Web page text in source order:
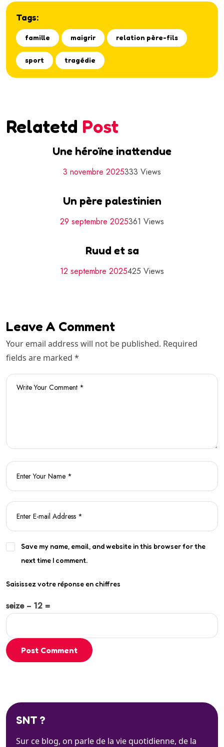
Tags:
famille maigrir relation père-fils
sport tragédie
Relatetd Post
Une héroïne inattendue
3 novembre 2025333 Views
Un père palestinien
29 septembre 2025361 Views
Ruud et sa
12 septembre 2025425 Views
Leave A Comment
Your email address will not be published. Required
fields are marked *
Save my name, email, and website in this browser for the
next time I comment.
Saisissez votre réponse en chiffres
seize − 12 =
Post Comment
SNT ?
Sur ce blog, on parle de la vie quotidienne, de la